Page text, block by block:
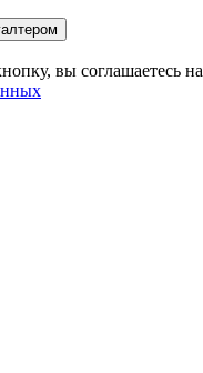
вы соглашаетесь на